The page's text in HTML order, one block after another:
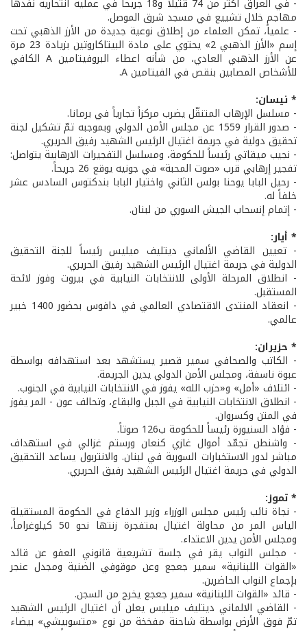
مهاجم خلال تشييع في مسجد شرق الموصل.
- علمياً، تمكن العلماء من إطلاق نوعية جديدة من الأرز الذهبي تحت
إسم «الأرز الذهبي 2» يحتوي على مادة البيتاكاروتين بزيادة 23 مرة
عن الأرز الذهبي العادي، من شأنه اعطاء البروفيتامين A الكافي
للأشخاص المصابين بنقص في الفيتامين A.
* نيسان:
- مسلسل الإرهاب المتنقّل يضرب مركزاً تجارياً في برمانا.
- صدور القرار 1559 عن مجلس الأمن الدولي وبموجبه تمّ تشكيل لجنة
تحقيق دولية في جريمة اغتيال الرئيس الشهيد رفيق الحريري.
- نجيب ميقاتي رئيساً للحكومة، ومسلسل التفجيرات الارهابية يتواصل:
تفجير إرهابي قرب «صوت المحبة» في جونيه يوقع 26 جريحاً.
- رحيل البابا يوحنا بولس الثاني واختيار البابا بندكتوس السادس عشر
خلفاً له.
- إتمام إنسحاب الجيش السوري من لبنان.
* أيار:
- تعيين القاضي الألماني ديتليف ميليس رئيساً للجنة التحقيق
الدولية في جريمة اغتيال الرئيس الشهيد رفيق الحريري.
- انطلاق المرحلة الأولى للانتخابات النيابية في بيروت وفوز لائحة
المستقبل.
- انعقاد المنتدى الاقتصادي العالمي في دافوس بحضور 1400 خبير
عالمي.
* حزيران:
- الكاتب والصحافي سمير قصير يستشهد بعد استهدافه بواسطة
عبوة ناسفة، ومجلس الأمن الدولي يدين الجريمة.
- ائتلاف «أمل» و«حزب الله» يفوز في الانتخابات النيابية في الجنوب.
- انطلاق الانتخابات النيابية في الجبل والبقاع، وتحالف عون - المر يفوز
في المتن وكسروان.
- فؤاد السنيورة رئيساً للحكومة ب126 صوتاً.
- واشنطن تجمّد أموال غازي كنعان ورستم غزالي في استهداف
مباشر لدور الاستخبارات السورية في لبنان. والانتربول يساعد التحقيق
الدولي في جريمة اغتيال الرئيس الشهيد رفيق الحريري.
* تموز:
- نجاة نائب رئيس مجلس الوزراء وزير الدفاع في الحكومة المستقيلة
الياس المر من محاولة اغتيال بمتفجرة زنتها نحو 50 كيلوغراماً،
ومجلس الأمن يدين الاعتداء.
- مجلس النواب يقر في جلسة تشريعية قانوني العفو عن قائد
«القوات اللبنانية» سمير جعجع وعن موقوفي الضنية ومجدل عنجر
بإجماع النواب الحاضرين.
- قائد «القوات اللبنانية» سمير جعجع يخرج من السجن.
- القاضي الالماني ديتليف ميليس يعلن أن اغتيال الرئيس الشهيد
تمّ فوق الأرض بواسطة شاحنة مفخخة من نوع «متسوبيشي» بيضاء